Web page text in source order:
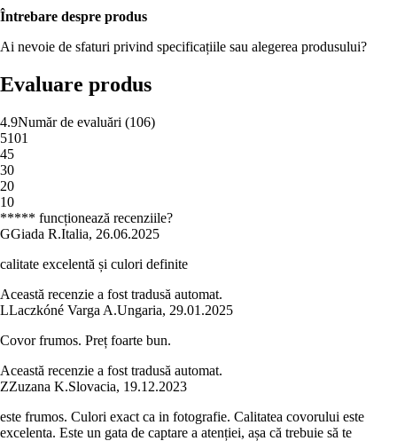
Întrebare despre produs
Ai nevoie de sfaturi privind specificațiile sau alegerea produsului?
Evaluare produs
4.9Număr de evaluări (106)
5101
45
30
20
10
***** funcționează recenziile?
GGiada R.Italia, 26.06.2025
calitate excelentă și culori definite
Această recenzie a fost tradusă automat.
LLaczkóné Varga A.Ungaria, 29.01.2025
Covor frumos. Preț foarte bun.
Această recenzie a fost tradusă automat.
ZZuzana K.Slovacia, 19.12.2023
este frumos. Culori exact ca in fotografie. Calitatea covorului este
excelenta. Este un gata de captare a atenției, așa că trebuie să te